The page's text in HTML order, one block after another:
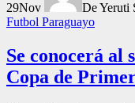
29Nov De Yeruti
Futbol Paraguayo
Se conocerá al
Copa de